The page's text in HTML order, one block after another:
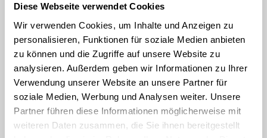
Diese Webseite verwendet Cookies
Wir verwenden Cookies, um Inhalte und Anzeigen zu
personalisieren, Funktionen für soziale Medien anbieten
zu können und die Zugriffe auf unsere Website zu
analysieren. Außerdem geben wir Informationen zu Ihrer
Verwendung unserer Website an unsere Partner für
soziale Medien, Werbung und Analysen weiter. Unsere
Partner führen diese Informationen möglicherweise mit
weiteren Daten zusammen, die Sie ihnen bereitgestellt
Leichte SpracheUnterkünfteErlebnisse buchen
Ihnen gerne weiter!
06132/710 009 200
Oder einfach per E-Mail
touristinformation@ikum-ingelheim.de
Buchung & Service
Tourist-Information im Winzerkeller